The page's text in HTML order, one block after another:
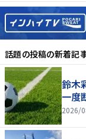
話題の投稿の新着記
鈴木
一度
2026/